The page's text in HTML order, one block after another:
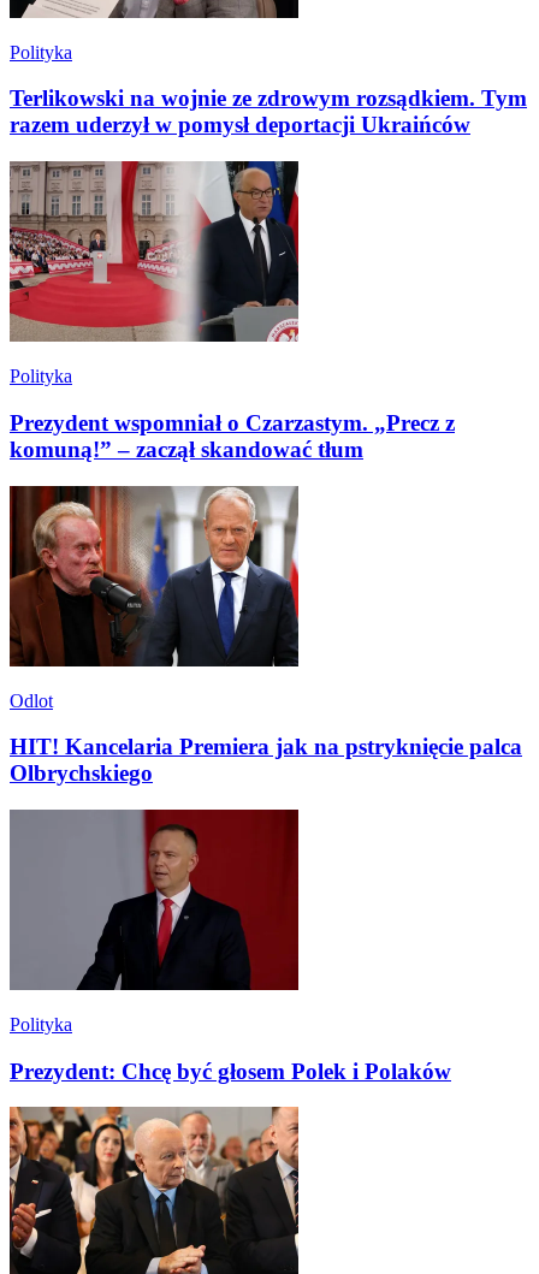
Polityka
Terlikowski na wojnie ze zdrowym rozsądkiem. Tym
razem uderzył w pomysł deportacji Ukraińców
Polityka
Prezydent wspomniał o Czarzastym. „Precz z
komuną!” – zaczął skandować tłum
Odlot
HIT! Kancelaria Premiera jak na pstryknięcie palca
Olbrychskiego
Polityka
Prezydent: Chcę być głosem Polek i Polaków